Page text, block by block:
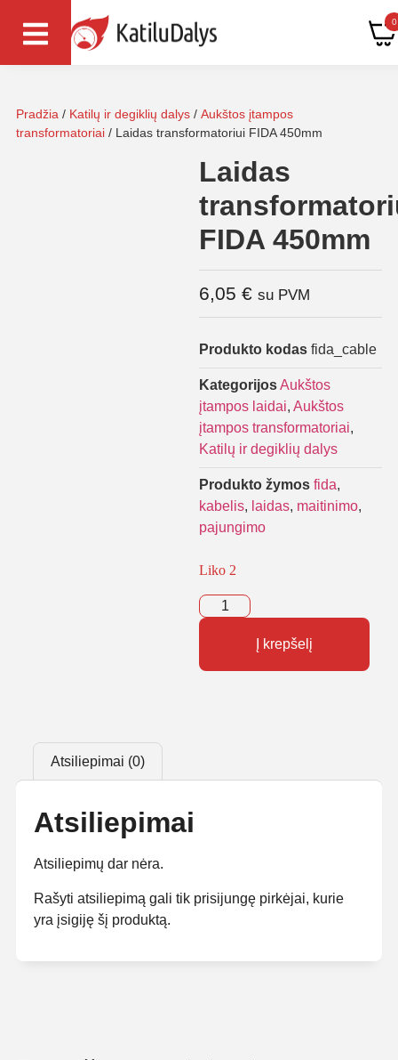
0
Pradžia / Katilų ir degiklių dalys / Aukštos įtampos
transformatoriai / Laidas transformatoriui FIDA 450mm
Laidas
FIDA 450mm
6,05 € su PVM
Produkto kodas fida_cable
KategorijosAukštos
įtampos laidai, Aukštos
įtampos transformatoriai,
Katilų ir degiklių dalys
Produkto žymos fida,
kabelis, laidas, maitinimo,
pajungimo
Liko 2
Į krepšelį
Atsiliepimai (0)
Atsiliepimai
Atsiliepimų dar nėra.
Rašyti atsiliepimą gali tik prisijungę pirkėjai, kurie
yra įsigiję šį produktą.